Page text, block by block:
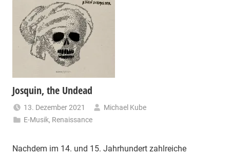
Josquin, the Undead
13. Dezember 2021
Michael Kube
E-Musik, Renaissance
Nachdem im 14. und 15. Jahrhundert zahlreiche